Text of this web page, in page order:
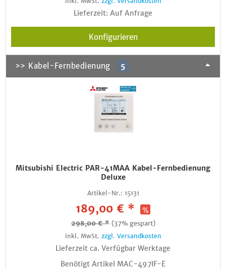
Lieferzeit: Auf Anfrage
Konfigurieren
>> Kabel-Fernbedienung 5
Mitsubishi Electric PAR-41MAA Kabel-Fernbedienung
Deluxe
Artikel-Nr.: 15131
189,00 € *
298,00 € * (37% gespart)
inkl. MwSt. zzgl. Versandkosten
Lieferzeit ca. Verfügbar Werktage
Benötigt Artikel MAC-497IF-E